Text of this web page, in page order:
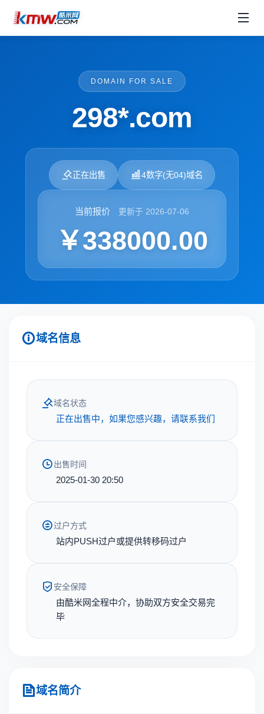
DOMAIN FOR SALE
298*.com
正在出售 4数字(无04)域名
当前报价 更新于 2026-07-06
￥338000.00
域名信息
域名状态
正在出售中，如果您感兴趣，请联系我们
出售时间
2025-01-30 20:50
过户方式
站内PUSH过户或提供转移码过户
安全保障
由酷米网全程中介，协助双方安全交易完
毕
域名简介